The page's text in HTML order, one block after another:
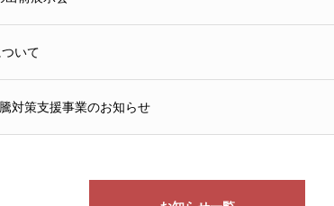
いて
対策支援事業のお知らせ